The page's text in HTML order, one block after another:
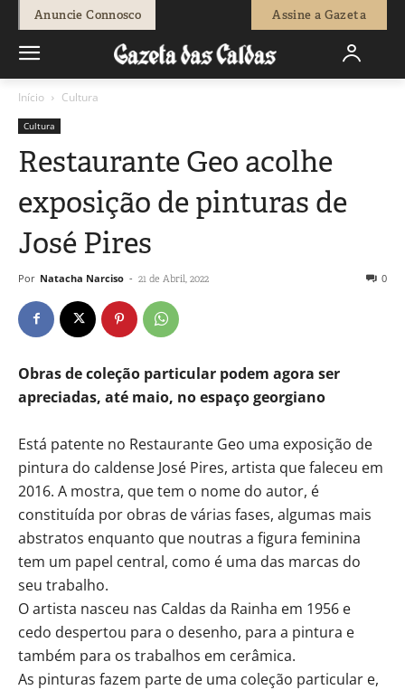
Anuncie Connosco Assine a Gazeta
Início Cultura
Cultura
Restaurante Geo acolhe
exposição de pinturas de
José Pires
Por Natacha Narciso - 21 de Abril, 2022 0
Obras de coleção particular podem agora ser
apreciadas, até maio, no espaço georgiano
Está patente no Restaurante Geo uma exposição de
pintura do caldense José Pires, artista que faleceu em
2016. A mostra, que tem o nome do autor, é
constituída por obras de várias fases, algumas mais
abstratos enquanto que noutras a figura feminina
tem um papel central, como é uma das marcas do
seu trabalho.
O artista nasceu nas Caldas da Rainha em 1956 e
cedo despertou para o desenho, para a pintura e
também para os trabalhos em cerâmica.
As pinturas fazem parte de uma coleção particular e,